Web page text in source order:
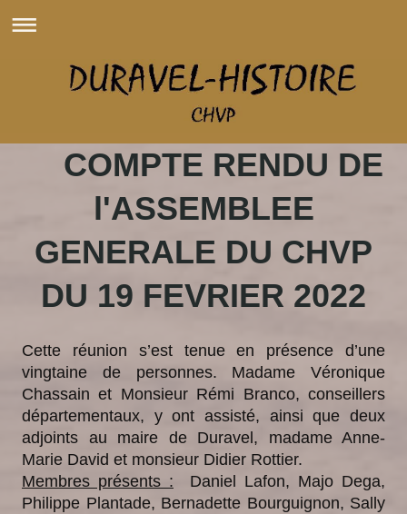
COMPTE RENDU DE
l'ASSEMBLEE
GENERALE DU CHVP
DU 19 FEVRIER 2022
Cette réunion s’est tenue en présence d’une
vingtaine de personnes. Madame Véronique
Chassain et Monsieur Rémi Branco, conseillers
départementaux, y ont assisté, ainsi que deux
adjoints au maire de Duravel, madame Anne-
Marie David et monsieur Didier Rottier.
Membres présents : Daniel Lafon, Majo Dega,
Philippe Plantade, Bernadette Bourguignon, Sally